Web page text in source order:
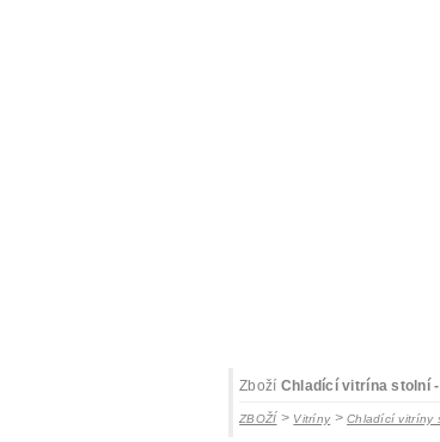
Zboží Chladící vitrína stolní
ZBOŽÍ > Vitríny>Chladící vitríny